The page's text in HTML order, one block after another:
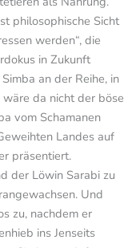
philosophische Sicht
werden“, die
in Zukunft
an der Reihe, in
da nicht der böse
vom Schamanen
Landes auf
präsentiert.
der Löwin Sarabi zu
Und
zu, nachdem er
ins Jenseits